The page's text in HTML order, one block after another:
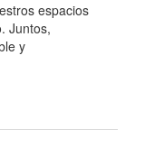
espacios
Juntos,
y